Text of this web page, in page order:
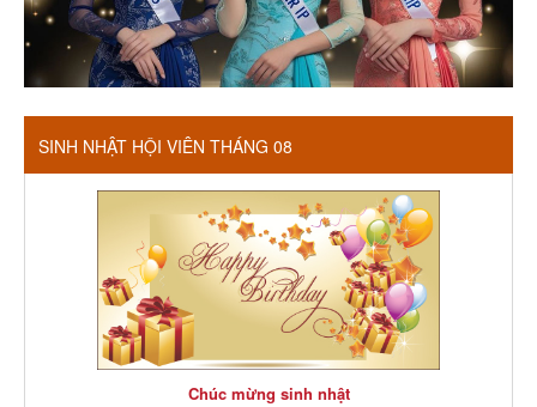
SINH NHẬT HỘI VIÊN THÁNG 08
Chúc mừng sinh nhật